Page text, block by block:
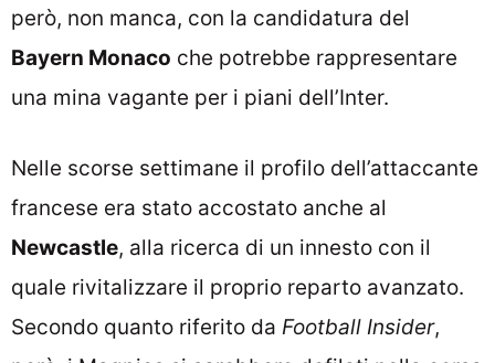
però, non manca, con la candidatura del
Bayern Monaco che potrebbe rappresentare
una mina vagante per i piani dell’Inter.
Nelle scorse settimane il profilo dell’attaccante
francese era stato accostato anche al
Newcastle, alla ricerca di un innesto con il
quale rivitalizzare il proprio reparto avanzato.
Secondo quanto riferito da Football Insider,